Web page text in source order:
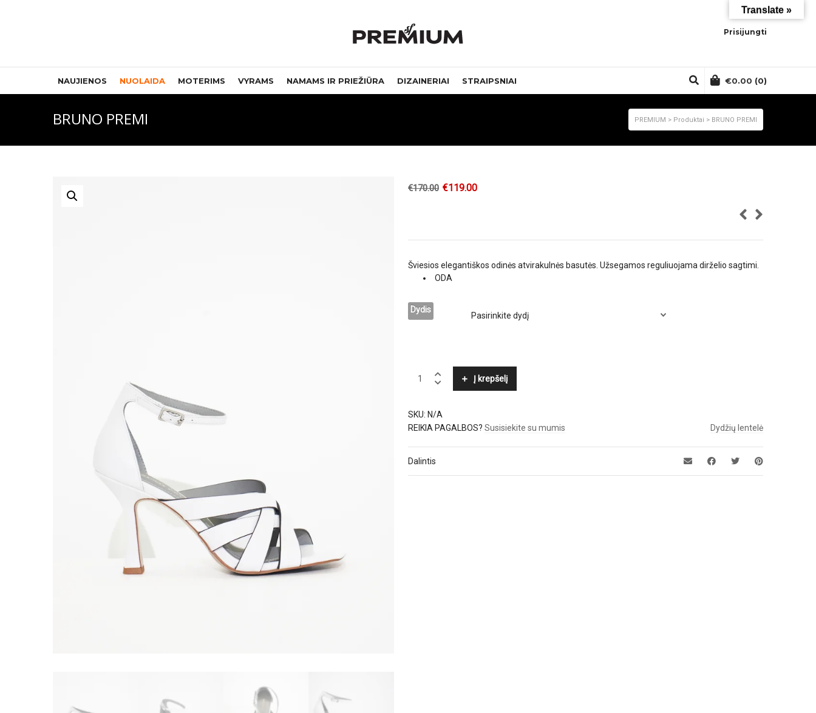
Prisijungti
NAUJIENOS NUOLAIDA MOTERIMS VYRAMS NAMAMS IR PRIEŽIŪRA DIZAINERIAI STRAIPSNIAI €0.00 (0)
BRUNO PREMI PREMIUM > Produktai > BRUNO PREMI
€170.00 €119.00
Šviesios elegantiškos odinės atvirakulnės basutės. Užsegamos reguliuojama dirželio sagtimi.
ODA
Dydis
PREMI
Į krepšelį
SKU: N/A
REIKIA PAGALBOS? Susisiekite su mumis Dydžių lentelė
Dalintis
Translate »